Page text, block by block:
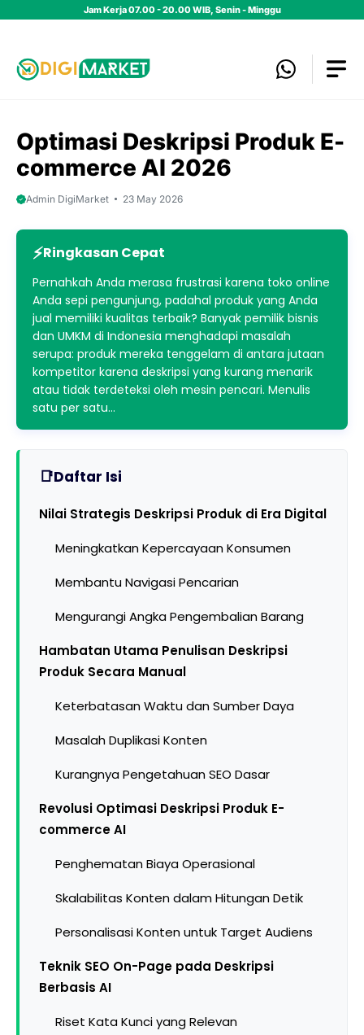
Jam Kerja 07.00 - 20.00 WIB, Senin - Minggu
Optimasi Deskripsi Produk E-
commerce AI 2026
Admin DigiMarket 23 May 2026
Ringkasan Cepat
Pernahkah Anda merasa frustrasi karena toko online
Anda sepi pengunjung, padahal produk yang Anda
jual memiliki kualitas terbaik? Banyak pemilik bisnis
dan UMKM di Indonesia menghadapi masalah
serupa: produk mereka tenggelam di antara jutaan
kompetitor karena deskripsi yang kurang menarik
atau tidak terdeteksi oleh mesin pencari. Menulis
satu per satu…
Daftar Isi
Nilai Strategis Deskripsi Produk di Era Digital
Meningkatkan Kepercayaan Konsumen
Membantu Navigasi Pencarian
Mengurangi Angka Pengembalian Barang
Hambatan Utama Penulisan Deskripsi
Produk Secara Manual
Keterbatasan Waktu dan Sumber Daya
Masalah Duplikasi Konten
Kurangnya Pengetahuan SEO Dasar
Revolusi Optimasi Deskripsi Produk E-
commerce AI
Penghematan Biaya Operasional
Skalabilitas Konten dalam Hitungan Detik
Personalisasi Konten untuk Target Audiens
Teknik SEO On-Page pada Deskripsi
Berbasis AI
Riset Kata Kunci yang Relevan